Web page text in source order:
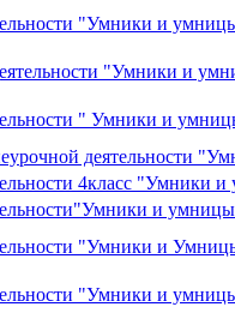
"Умники и
"Умники и
" Умники и
деятельности
4класс "Умники
и
"Умники и
"Умники и